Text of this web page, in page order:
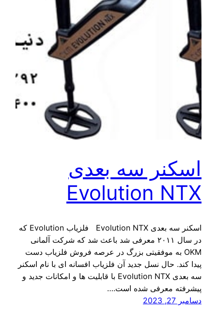
اسکنر سه بعدی
Evolution NTX
اسکنر سه بعدی Evolution NTX فلزیاب Evolution که
در سال ۲۰۱۱ معرفی شد باعث شد که شرکت آلمانی
OKM به موفقیتی بزرگ در عرصه فروش فلزیاب دست
پیدا کند. حال نسل جدید آن فلزیاب افسانه ای با نام اسکنر
سه بعدی Evolution NTX با قابلیت ها و امکانات جدید و
پیشرفته معرفی شده است.…
دسامبر 27, 2023